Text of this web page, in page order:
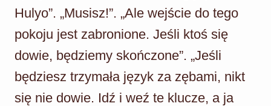
Hulyo”. „Musisz!”. „Ale wejście do tego
pokoju jest zabronione. Jeśli ktoś się
dowie, będziemy skończone”. „Jeśli
będziesz trzymała język za zębami, nikt
się nie dowie. Idź i weź te klucze, a ja